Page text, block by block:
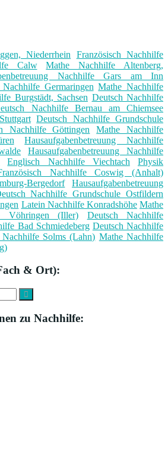
Niederrhein
Französisch Nachhilfe
Calw
Mathe Nachhilfe Altenberg,
Nachhilfe Gars am Inn
Nachhilfe Germaringen Mathe Nachhilfe
Burgstädt, Sachsen Deutsch Nachhilfe
Nachhilfe Bernau am Chiemsee
Deutsch Nachhilfe Grundschule
Nachhilfe Göttingen
Mathe Nachhilfe
Hausaufgabenbetreuung Nachhilfe
Hausaufgabenbetreuung Nachhilfe
Englisch Nachhilfe Viechtach
Physik
Nachhilfe Coswig (Anhalt)
Bergedorf
Hausaufgabenbetreuung
Nachhilfe Grundschule Ostfildern
Latein Nachhilfe Konradshöhe Mathe
Vöhringen (Iller)
Deutsch Nachhilfe
Bad Schmiedeberg Deutsch Nachhilfe
Nachhilfe Solms (Lahn) Mathe Nachhilfe
& Ort):
Suchen
zu Nachhilfe: